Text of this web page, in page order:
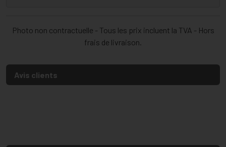
Photo non contractuelle - Tous les prix incluent la TVA - Hors
frais de livraison.
Avis clients